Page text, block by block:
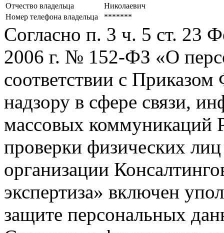
Отчество владельца
Николаевич
Номер телефона владельца
*******
Согласно п. 3 ч. 5 ст. 23
2006 г. № 152-ФЗ «О
соответствии с
надзору в сфере связи,
массовых коммуникаций
проверки физических
организации
экспертиза» включен
защите персональных